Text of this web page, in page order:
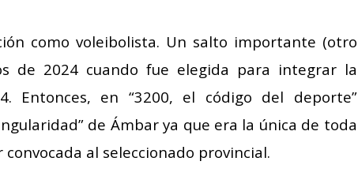
como voleibolista. Un salto importante (otro
de 2024 cuando fue elegida para integrar la
Entonces, en “3200, el código del deporte”
de Ámbar ya que era la única de toda
al seleccionado provincial.